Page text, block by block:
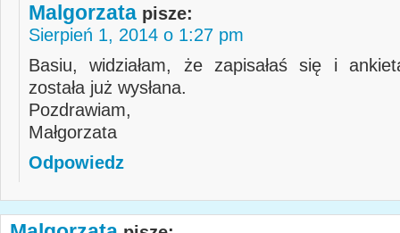
Malgorzata pisze:
Sierpień 1, 2014 o 1:27 pm
Basiu, widziałam, że zapisałaś się i
została już wysłana.
Pozdrawiam,
Małgorzata
Odpowiedz